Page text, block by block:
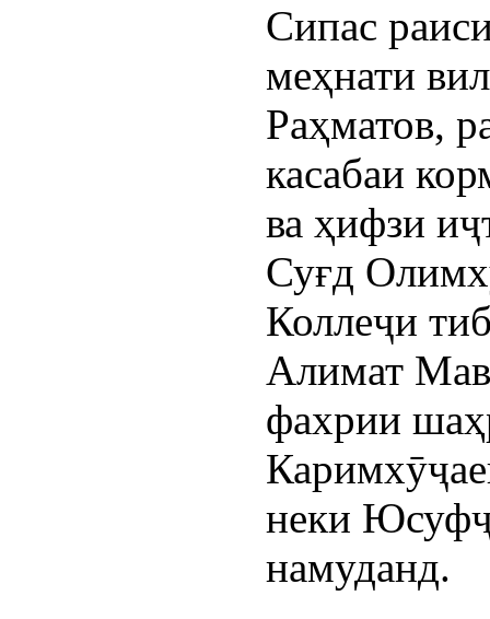
Сипас
меҳнати
Раҳматов,
касабаи
ва ҳифзи
Суғд
Коллеҷи
Алимат
фахрии
неки
намуданд.